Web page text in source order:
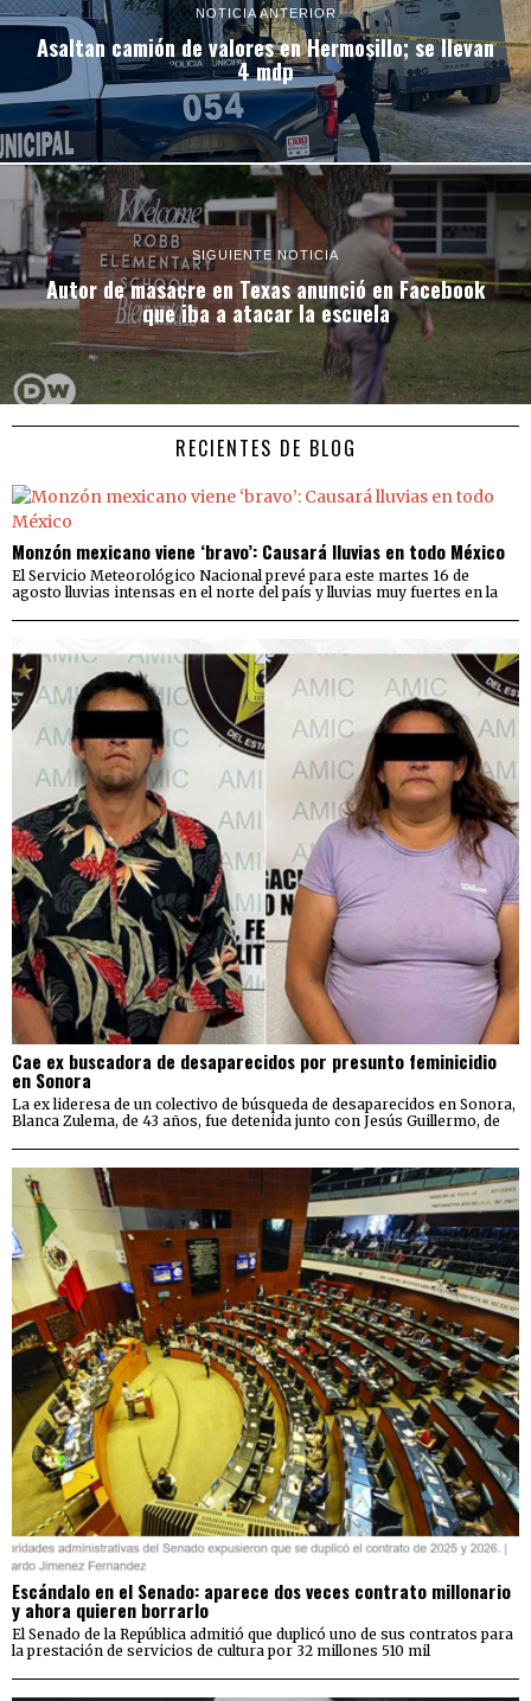
NOTICIA ANTERIOR
Asaltan camión de valores en Hermosillo; se llevan
4 mdp
SIGUIENTE NOTICIA
Autor de masacre en Texas anunció en Facebook
que iba a atacar la escuela
RECIENTES DE BLOG
Monzón mexicano viene ‘bravo’: Causará lluvias en todo México
El Servicio Meteorológico Nacional prevé para este martes 16 de
agosto lluvias intensas en el norte del país y lluvias muy fuertes en la
Cae ex buscadora de desaparecidos por presunto feminicidio
en Sonora
La ex lideresa de un colectivo de búsqueda de desaparecidos en Sonora,
Blanca Zulema, de 43 años, fue detenida junto con Jesús Guillermo, de
Escándalo en el Senado: aparece dos veces contrato millonario
y ahora quieren borrarlo
El Senado de la República admitió que duplicó uno de sus contratos para
la prestación de servicios de cultura por 32 millones 510 mil